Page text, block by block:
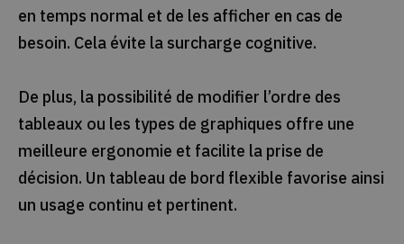
en temps normal et de les afficher en cas de
besoin. Cela évite la surcharge cognitive.
De plus, la possibilité de modifier l’ordre des
tableaux ou les types de graphiques offre une
meilleure ergonomie et facilite la prise de
décision. Un tableau de bord flexible favorise ainsi
un usage continu et pertinent.